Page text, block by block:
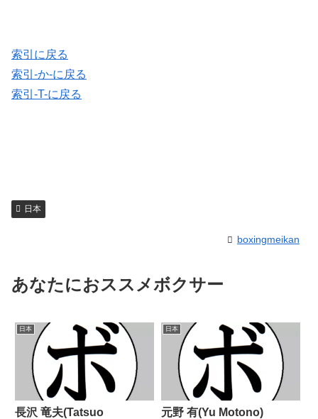
索引に戻る
索引-か-に戻る
索引-T-に戻る
日本
boxingmeikan
あなたにおススメボクサー
日本
長沢 竜夫(Tatsuo
日本
元野 有(Yu Motono)